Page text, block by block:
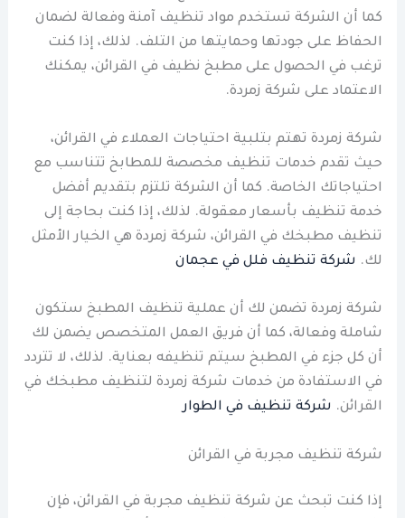
كما أن الشركة تستخدم مواد تنظيف آمنة وفعالة لضمان
الحفاظ على جودتها وحمايتها من التلف. لذلك، إذا كنت
ترغب في الحصول على مطبخ نظيف في القرائن، يمكنك
الاعتماد على شركة زمردة.
شركة زمردة تهتم بتلبية احتياجات العملاء في القرائن،
حيث تقدم خدمات تنظيف مخصصة للمطابخ تتناسب مع
احتياجاتك الخاصة. كما أن الشركة تلتزم بتقديم أفضل
خدمة تنظيف بأسعار معقولة. لذلك، إذا كنت بحاجة إلى
تنظيف مطبخك في القرائن، شركة زمردة هي الخيار الأمثل
لك. شركة تنظيف فلل في عجمان
شركة زمردة تضمن لك أن عملية تنظيف المطبخ ستكون
شاملة وفعالة، كما أن فريق العمل المتخصص يضمن لك
أن كل جزء في المطبخ سيتم تنظيفه بعناية. لذلك، لا تتردد
في الاستفادة من خدمات شركة زمردة لتنظيف مطبخك في
القرائن. شركة تنظيف في الطوار
شركة تنظيف مجربة في القرائن
إذا كنت تبحث عن شركة تنظيف مجربة في القرائن، فإن